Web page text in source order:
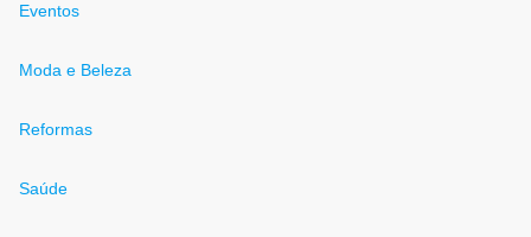
Eventos
Moda e Beleza
Reformas
Saúde